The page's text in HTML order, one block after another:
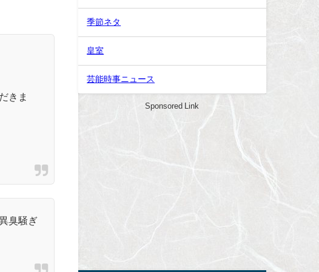
きま
臭騒ぎ
季節ネタ
皇室
芸能時事ニュース
Sponsored Link